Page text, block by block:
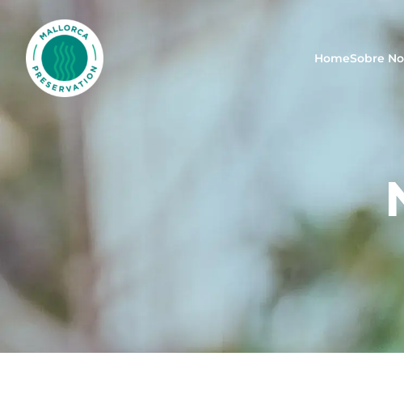
Mallorca Preservation Foundation
HomeSobre